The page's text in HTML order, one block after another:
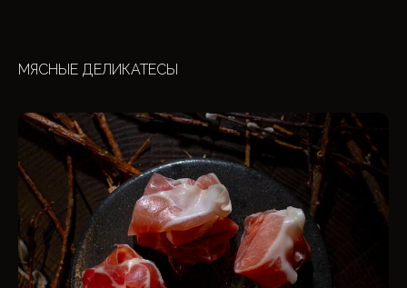
МЯСНЫЕ ДЕЛИКАТЕСЫ